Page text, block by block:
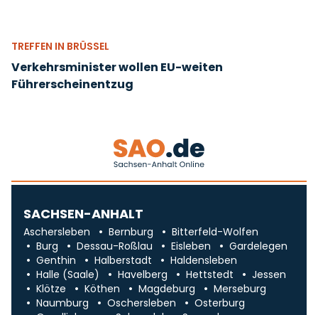
TREFFEN IN BRÜSSEL
Verkehrsminister wollen EU-weiten
Führerscheinentzug
SACHSEN-ANHALT
Aschersleben Bernburg
Bitterfeld-Wolfen
Burg
Dessau-Roßlau Eisleben
Gardelegen
Genthin
Halberstadt
Haldensleben
Halle (Saale)
Havelberg Hettstedt
Jessen
Klötze
Köthen Magdeburg
Merseburg
Naumburg
Oschersleben
Osterburg